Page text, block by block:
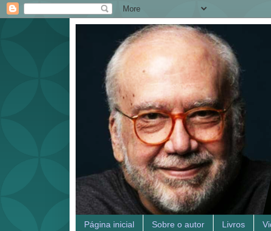
Página inicial Sobre o autor Livros